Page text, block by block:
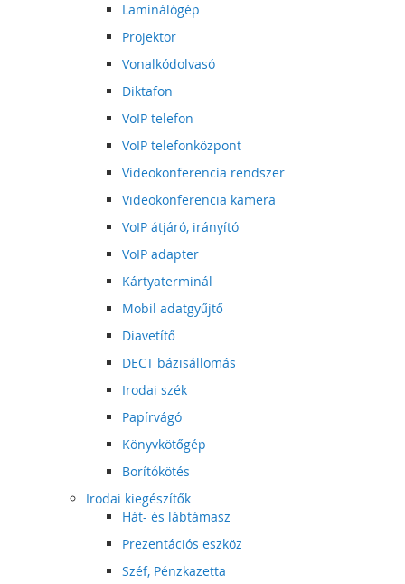
Laminálógép
Projektor
Vonalkódolvasó
Diktafon
VoIP telefon
VoIP telefonközpont
Videokonferencia rendszer
Videokonferencia kamera
VoIP átjáró, irányító
VoIP adapter
Kártyaterminál
Mobil adatgyűjtő
Diavetítő
DECT bázisállomás
Irodai szék
Papírvágó
Könyvkötőgép
Borítókötés
Irodai kiegészítők
Hát- és lábtámasz
Prezentációs eszköz
Széf, Pénzkazetta